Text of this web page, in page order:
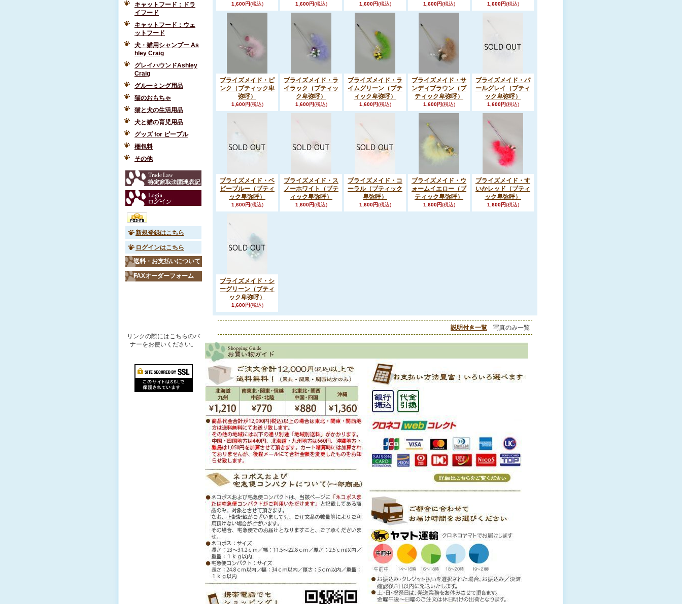
キャットフード：ドラ
イフード
キャットフード：ウェ
ットフード
犬・猫用シャンプー As
hley Craig
グレイハウンドAshley
Craig
グルーミング用品
猫のおもちゃ
猫と犬の生活用品
犬と猫の育児用品
グッズ for ピープル
梱包料
その他
新規登録はこちら
ログインはこちら
送料・お支払いについて
FAXオーダーフォーム
リンクの際にはこちらのバ
ナーをお使いください。
1,600円(税込) 1,600円(税込) 1,600円(税込) 1,600円(税込) 1,600円(税込)
ブライズメイド・ピ
ンク（ブティック卑
弥呼）
1,600円(税込)
ブライズメイド・ラ
イラック（ブティッ
ク卑弥呼）
1,600円(税込)
ブライズメイド・ラ
イムグリーン（ブテ
ィック卑弥呼）
1,600円(税込)
ブライズメイド・サ
ンディブラウン（ブ
ティック卑弥呼）
1,600円(税込)
ブライズメイド・パ
ールグレイ（ブティ
ック卑弥呼）
1,600円(税込)
ブライズメイド・ベ
ビーブルー（ブティ
ック卑弥呼）
1,600円(税込)
ブライズメイド・ス
ノーホワイト（ブテ
ィック卑弥呼）
1,600円(税込)
ブライズメイド・コ
ーラル（ブティック
卑弥呼）
1,600円(税込)
ブライズメイド・ウ
ォームイエロー（ブ
ティック卑弥呼）
1,600円(税込)
ブライズメイド・す
いかレッド（ブティ
ック卑弥呼）
1,600円(税込)
ブライズメイド・シ
ーグリーン（ブティ
ック卑弥呼）
1,600円(税込)
説明付き一覧 写真のみ一覧